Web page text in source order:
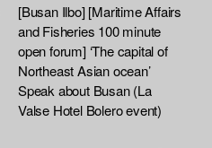
[Busan Ilbo] [Maritime Affairs
and Fisheries 100 minute
open forum] ‘The capital of
Northeast Asian ocean’
Speak about Busan (La
Valse Hotel Bolero event)